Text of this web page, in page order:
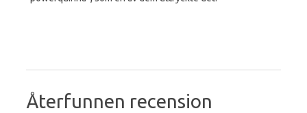
Återfunnen recension